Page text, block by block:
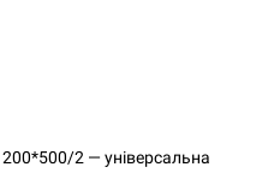
2 — універсальна